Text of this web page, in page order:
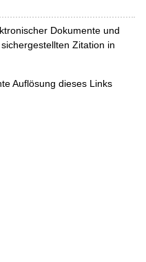
Dokumente und
Zitation in
Auflösung dieses Links